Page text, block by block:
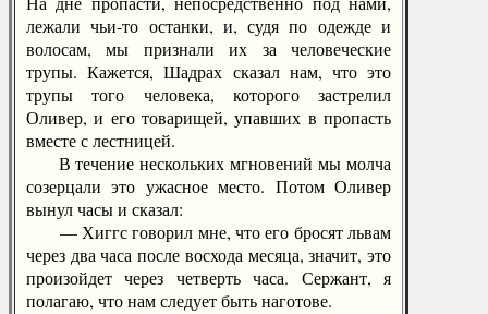
лежали чьи-то останки, и, судя по одежде и
волосам, мы признали их за человеческие
трупы. Кажется, Шадрах сказал нам, что это
трупы того человека, которого застрелил
Оливер, и его товарищей, упавших в пропасть
вместе с лестницей.
В течение нескольких мгновений мы молча
созерцали это ужасное место. Потом Оливер
вынул часы и сказал:
— Хиггс говорил мне, что его бросят львам
через два часа после восхода месяца, значит, это
произойдет через четверть часа. Сержант, я
полагаю, что нам следует быть наготове.